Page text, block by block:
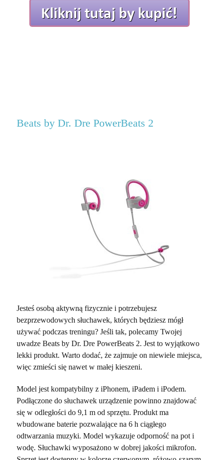
Beats by Dr. Dre PowerBeats 2
Jesteś osobą aktywną fizycznie i potrzebujesz
bezprzewodowych słuchawek, których będziesz mógł
używać podczas treningu? Jeśli tak, polecamy Twojej
uwadze Beats by Dr. Dre PowerBeats 2. Jest to wyjątkowo
lekki produkt. Warto dodać, że zajmuje on niewiele miejsca,
więc zmieści się nawet w małej kieszeni.
Model jest kompatybilny z iPhonem, iPadem i iPodem.
Podłączone do słuchawek urządzenie powinno znajdować
się w odległości do 9,1 m od sprzętu. Produkt ma
wbudowane baterie pozwalające na 6 h ciągłego
odtwarzania muzyki. Model wykazuje odporność na pot i
wodę. Słuchawki wyposażono w dobrej jakości mikrofon.